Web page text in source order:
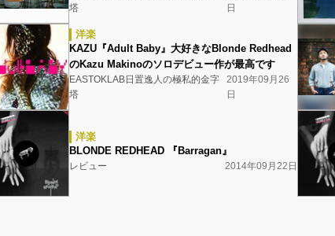
塔
日
洋楽
KAZU『Adult Baby』大好きなBlonde Redhead
のKazu Makinoのソロデビュー作が最高です
EASTOKLAB日置逸人の極私的金字
塔
2019年09月26
日
洋楽
BLONDE REDHEAD 『Barragan』
レビュー 2014年09月22日